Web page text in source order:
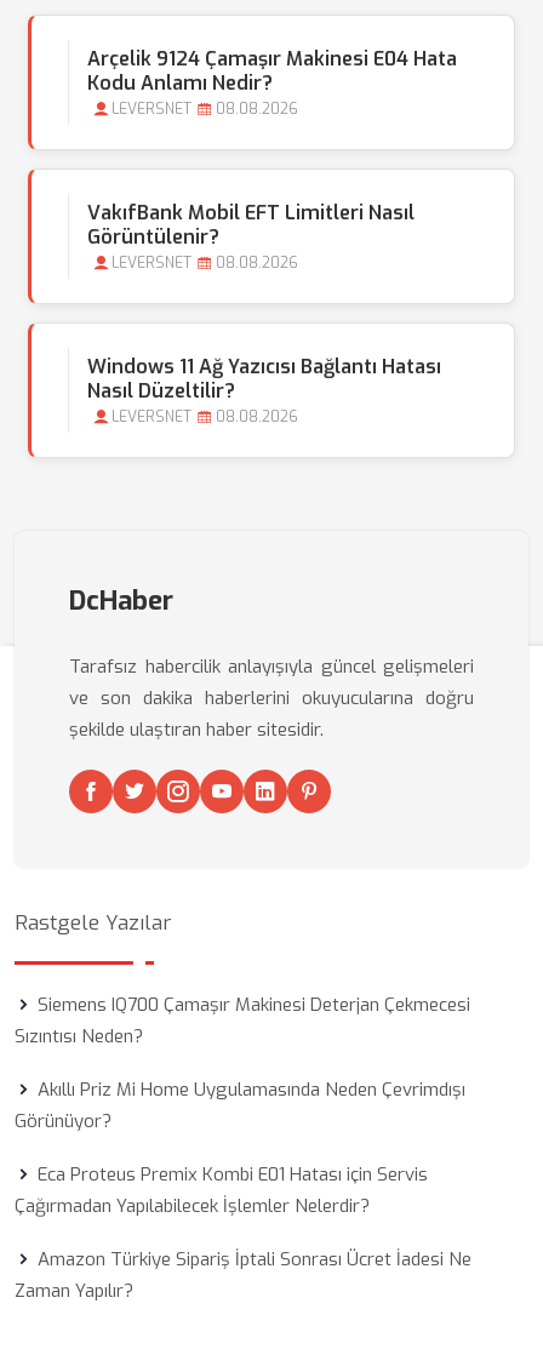
Arçelik 9124 Çamaşır Makinesi E04 Hata
Kodu Anlamı Nedir?
LEVERSNET 08.08.2026
VakıfBank Mobil EFT Limitleri Nasıl
Görüntülenir?
LEVERSNET 08.08.2026
Windows 11 Ağ Yazıcısı Bağlantı Hatası
Nasıl Düzeltilir?
LEVERSNET 08.08.2026
DcHaber
Tarafsız habercilik anlayışıyla güncel gelişmeleri
ve son dakika haberlerini okuyucularına doğru
şekilde ulaştıran haber sitesidir.
Rastgele Yazılar
Siemens IQ700 Çamaşır Makinesi Deterjan Çekmecesi
Sızıntısı Neden?
Akıllı Priz Mi Home Uygulamasında Neden Çevrimdışı
Görünüyor?
Eca Proteus Premix Kombi E01 Hatası için Servis
Çağırmadan Yapılabilecek İşlemler Nelerdir?
Amazon Türkiye Sipariş İptali Sonrası Ücret İadesi Ne
Zaman Yapılır?